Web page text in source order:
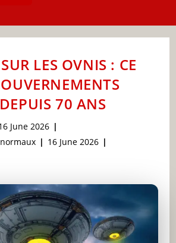
LES OVNIS : CE
70 ANS
June 2026
Post
16 June 2026